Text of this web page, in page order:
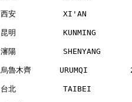
西安          XI'AN
昆明          KUNMING
瀋陽          SHENYANG
烏魯木齊      URUMQI
台北          TAIBEI